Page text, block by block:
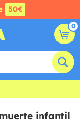
50€
0
infantil